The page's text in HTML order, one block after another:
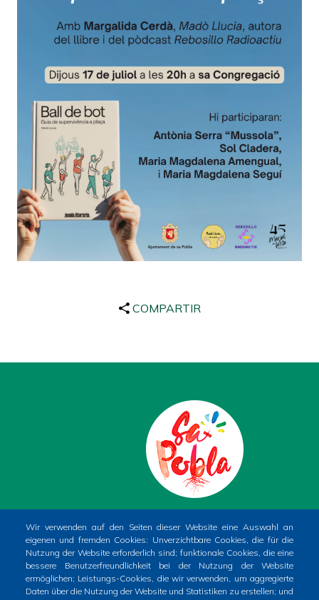
COMPARTIR
PLAÇA DE LA CONSTITUCIÓ, 1. SA POBLA
(MALLORCA)
Phone
+34 971 54 00 54
CIF P0704400A
Wir verwenden auf den Seiten dieser Website eine Auswahl an
eigenen und fremden Cookies: Unverzichtbare Cookies, die für die
Nutzung der Website erforderlich sind; funktionale Cookies, die eine
bessere Benutzerfreundlichkeit bei der Nutzung der Website
ermöglichen; Leistungs-Cookies, die wir verwenden, um aggregierte
Daten über die Nutzung der Website und Statistiken zu erstellen; und